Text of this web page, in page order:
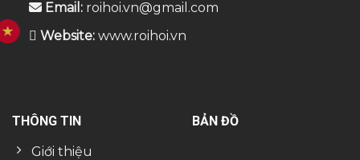
Email:roihoi.vn@gmail.com
Website: www.roihoi.vn
THÔNG TIN
Giới thiệu
BẢN ĐỒ